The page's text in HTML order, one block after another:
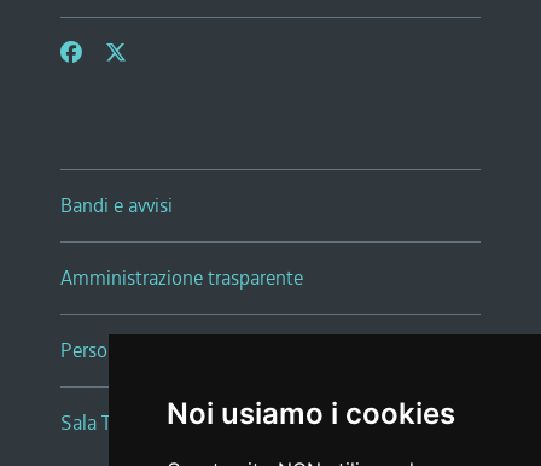
Noi usiamo i cookies
Bandi e avvisi
Amministrazione trasparente
Persone e Uffici
Sala Tiziano Tessitori